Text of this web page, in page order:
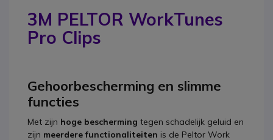
3M PELTOR WorkTunes
Pro Clips
Gehoorbescherming en slimme
functies
Met zijn hoge bescherming tegen schadelijk geluid en
zijn meerdere functionaliteiten is de Peltor Work